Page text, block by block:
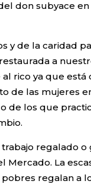
don subyace
y de la
a
rico ya que
las mujeres
de los que
regalado
La
regalan a